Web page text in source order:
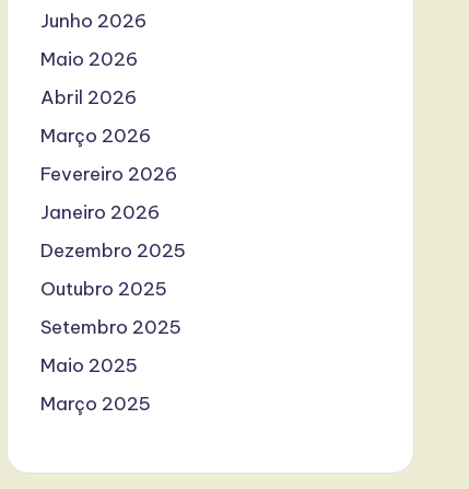
Junho 2026
Maio 2026
Abril 2026
Março 2026
Fevereiro 2026
Janeiro 2026
Dezembro 2025
Outubro 2025
Setembro 2025
Maio 2025
Março 2025